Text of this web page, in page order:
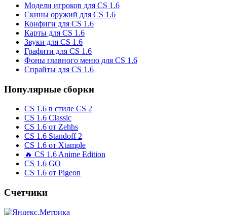
Модели игроков для CS 1.6
Скины оружий для CS 1.6
Конфиги для CS 1.6
Карты для CS 1.6
Звуки для CS 1.6
Графити для CS 1.6
Фоны главного меню для CS 1.6
Спрайты для CS 1.6
Популярные сборки
CS 1.6 в стиле CS 2
CS 1.6 Classic
CS 1.6 от Zehhs
CS 1.6 Standoff 2
CS 1.6 от Xtample
🔥 CS 1.6 Anime Edition
CS 1.6 GO
CS 1.6 от Pigeon
Счетчики